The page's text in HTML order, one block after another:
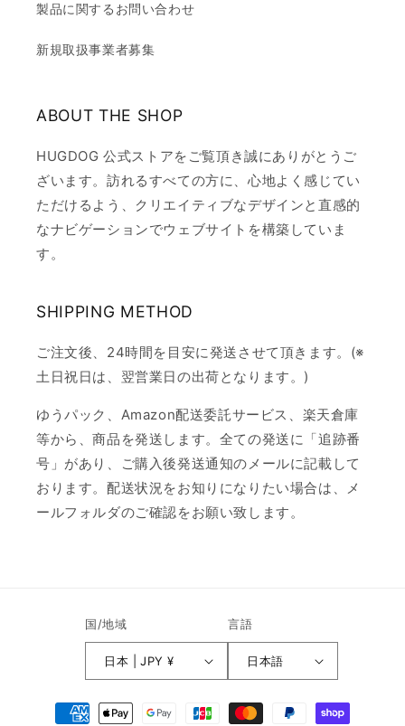
製品に関するお問い合わせ
新規取扱事業者募集
ABOUT THE SHOP
HUGDOG 公式ストアをご覧頂き誠にありがとうご
ざいます。訪れるすべての方に、心地よく感じてい
ただけるよう、クリエイティブなデザインと直感的
なナビゲーションでウェブサイトを構築していま
す。
SHIPPING METHOD
ご注文後、24時間を目安に発送させて頂きます。(※
土日祝日は、翌営業日の出荷となります。)
ゆうパック、Amazon配送委託サービス、楽天倉庫
等から、商品を発送します。全ての発送に「追跡番
号」があり、ご購入後発送通知のメールに記載して
おります。配送状況をお知りになりたい場合は、メ
ールフォルダのご確認をお願い致します。
国/地域
日本 | JPY ¥
言語
日本語